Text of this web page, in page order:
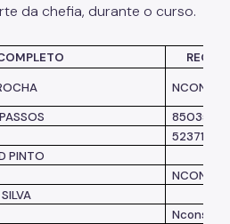
da chefia, durante o curso.
NCONSTA
8503516
PINTO
NCONSTA
Nconsta